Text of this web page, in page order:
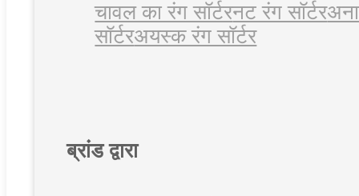
चावल का रंग सॉर्टरनट रंग सॉर्टर
सॉर्टरअयस्क रंग सॉर्टर
ब्रांड द्वारा